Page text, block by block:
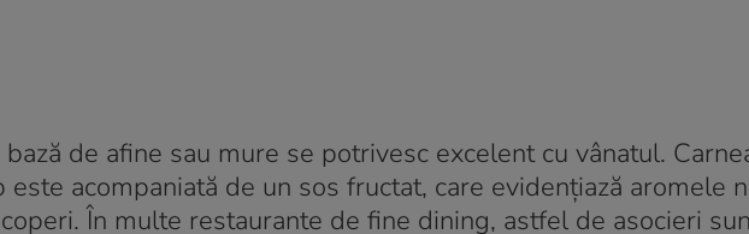
de afine sau mure se potrivesc excelent cu vânatul.
acompaniată de un sos fructat, care evidențiază aromele
În multe restaurante de fine dining, astfel de asocieri